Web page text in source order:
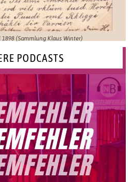
(Sammlung Klaus Winter)
PODCASTS